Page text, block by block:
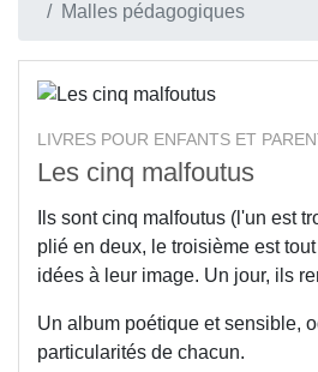
Malles pédagogiques
LIVRES POUR ENFANTS ET
Les cinq malfoutus
Ils sont cinq malfoutus (l'un est
plié en deux, le troisième est
idées à leur image. Un jour, ils
Un album poétique et sensible,
particularités de chacun.